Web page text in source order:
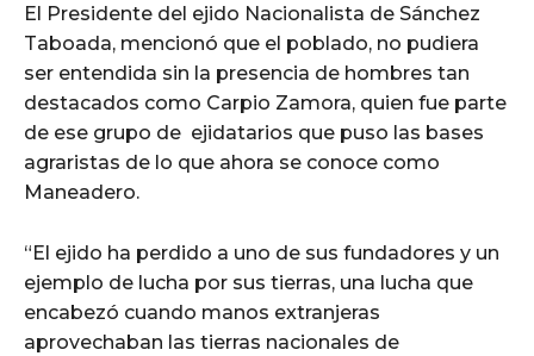
El Presidente del ejido Nacionalista de Sánchez
Taboada, mencionó que el poblado, no pudiera
ser entendida sin la presencia de hombres tan
destacados como Carpio Zamora, quien fue parte
de ese grupo de ejidatarios que puso las bases
agraristas de lo que ahora se conoce como
Maneadero.
“El ejido ha perdido a uno de sus fundadores y un
ejemplo de lucha por sus tierras, una lucha que
encabezó cuando manos extranjeras
aprovechaban las tierras nacionales de